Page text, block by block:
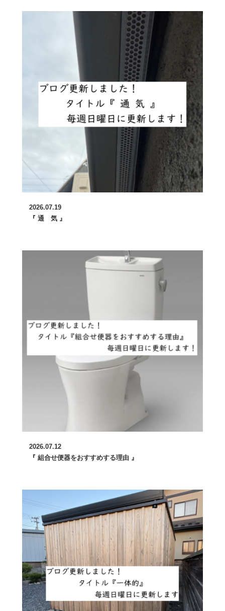
2026.07.19
『 通 気 』
2026.07.12
『 組合せ便器をおすすめする理由 』